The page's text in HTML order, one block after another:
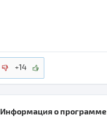
+14
Информация о программе